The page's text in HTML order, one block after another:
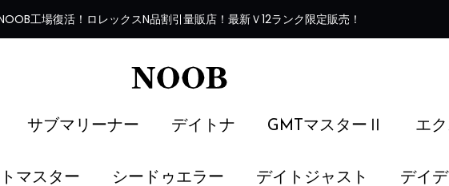
工場復活 ！ ロレックスN品割引量販店！最新Ｖ12ランク限定販売！
サブマリーナー デイトナ GMTマスターⅡ エ
マスター シードゥエラー デイトジャスト デイ